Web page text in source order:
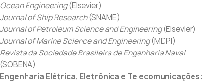
Ocean Engineering(Elsevier)
Journal of Ship Research(SNAME)
Journal of Petroleum Science and Engineering(Elsevier)
Journal of Marine Science and Engineering(MDPI)
Revista da Sociedade Brasileira de Engenharia Naval
(SOBENA)
Engenharia Elétrica, Eletrônica e Telecomunicações: